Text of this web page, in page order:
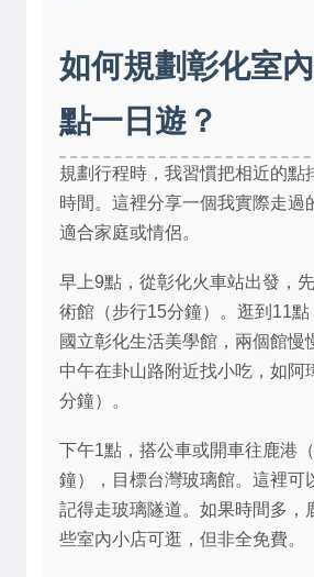
如何規劃彰化室
點一日遊？
規劃行程時，我習慣把相近的點
時間。這裡分享一個我實際走過
適合家庭或情侶。
早上9點，從彰化火車站出發，
術館（步行15分鐘）。逛到11
國立彰化生活美學館，兩個館慢
中午在卦山路附近找小吃，如阿
分鐘）。
下午1點，搭公車或開車往鹿港
鐘），目標台灣玻璃館。這裡可
記得走玻璃隧道。如果時間多，
些室內小店可逛，但非全免費。